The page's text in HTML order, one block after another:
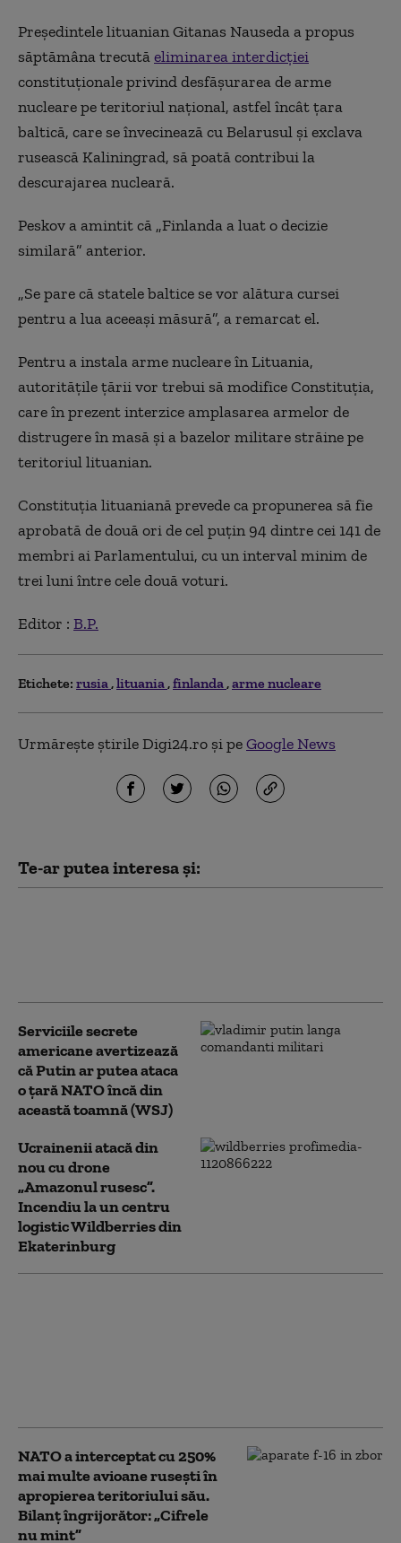
Preşedintele lituanian Gitanas Nauseda a propus
săptămâna trecutăeliminarea interdicţiei
constituţionale privind desfăşurarea de arme
nucleare pe teritoriul naţional, astfel încât ţara
baltică, care se învecinează cu Belarusul şi exclava
rusească Kaliningrad, să poată contribui la
descurajarea nucleară.
Peskov a amintit că „Finlanda a luat o decizie
similară” anterior.
„Se pare că statele baltice se vor alătura cursei
pentru a lua aceeaşi măsură”, a remarcat el.
Pentru a instala arme nucleare în Lituania,
autorităţile ţării vor trebui să modifice Constituţia,
care în prezent interzice amplasarea armelor de
distrugere în masă şi a bazelor militare străine pe
teritoriul lituanian.
Constituţia lituaniană prevede ca propunerea să fie
aprobată de două ori de cel puţin 94 dintre cei 141 de
membri ai Parlamentului, cu un interval minim de
trei luni între cele două voturi.
Editor : B.P.
Etichete: rusia lituania finlanda arme nucleare
Urmărește știrile Digi24.ro și peGoogle News
Te-ar putea interesa și:
Serviciile secrete
americane avertizează
că Putin ar putea ataca
o țară NATO încă din
această toamnă (WSJ)
Ucrainenii atacă din
nou cu drone
„Amazonul rusesc”.
Incendiu la un centru
logistic Wildberries din
Ekaterinburg
NATO a interceptat cu 250%
mai multe avioane rusești în
apropierea teritoriului său.
Bilanț îngrijorător: „Cifrele
nu mint”